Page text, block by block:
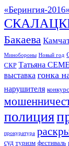
«Берингия-2016»
Бакаева
Минобороны Новый год
СКР Татьяна
выставка гонка
нарушителя конкурс
полиция
прокуратура
суд туризм фестиваль